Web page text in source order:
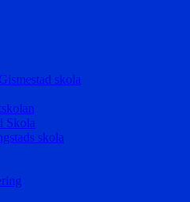
skola
Skola
skola